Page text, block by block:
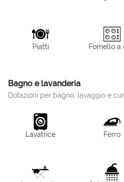
Piatti Fornello a
Bagno e lavanderia
Dotazioni per bagno, lavaggio e
Lavatrice Ferro